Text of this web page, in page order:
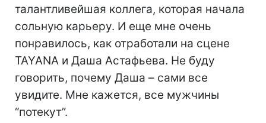
талантливейшая коллега, которая начала
сольную карьеру. И еще мне очень
понравилось, как отработали на сцене
TAYANA и Даша Астафьева. Не буду
говорить, почему Даша – сами все
увидите. Мне кажется, все мужчины
“потекут”.